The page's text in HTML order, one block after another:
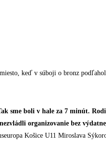
keď v súboji o bronz
sme boli v hale za 7 minút.
organizovanie bez
Košice U11 Miroslava